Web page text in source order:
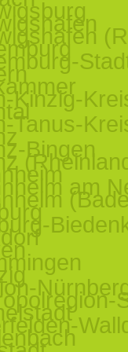
Kinzig-
Tanus-
Bingen
am